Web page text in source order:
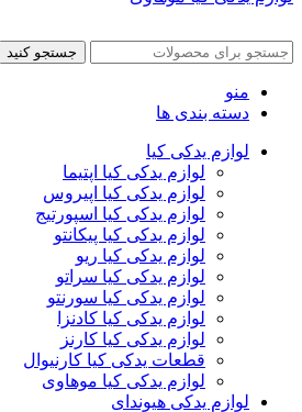
جستجو کنید
منو
دسته بندی ها
لوازم یدکی کیا
لوازم یدکی کیا اپتیما
لوازم یدکی کیا اپیروس
لوازم یدکی کیا اسپورتیج
لوازم یدکی کیا پیکانتو
لوازم یدکی کیا ریو
لوازم یدکی کیا سراتو
لوازم یدکی کیا سورنتو
لوازم یدکی کیا کادنزا
لوازم یدکی کیا کارنز
قطعات یدکی کیا کارنیوال
لوازم یدکی کیا موهاوی
لوازم یدکی هیوندای